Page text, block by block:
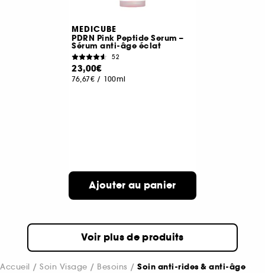
MEDICUBE
PDRN Pink Peptide Serum –
Sérum anti-âge éclat
52
23,00€
76,67€ / 100ml
Ajouter au panier
Voir plus de produits
Accueil Soin Visage Besoins Soin anti-rides & anti-âge